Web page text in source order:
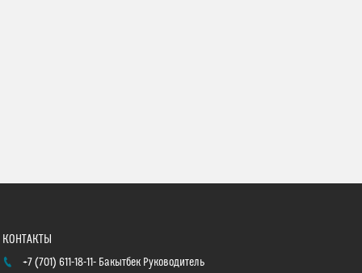
+7 (701) 611-18-11 Бакытбек Руководитель